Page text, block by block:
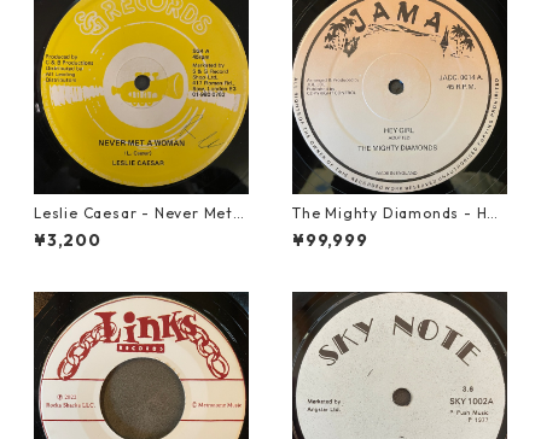
Leslie Caesar - Never Met A
Woman【12-50067】
¥3,200
The Mighty Diamonds - Hey
Girl【12-50053】
¥99,999